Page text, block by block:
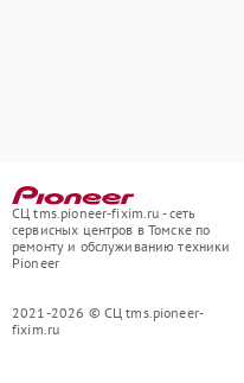
СЦ tms.pioneer-fixim.ru - сеть
сервисных центров в Томске по
ремонту и обслуживанию техники
Pioneer
2021-2026 © СЦ tms.pioneer-
fixim.ru